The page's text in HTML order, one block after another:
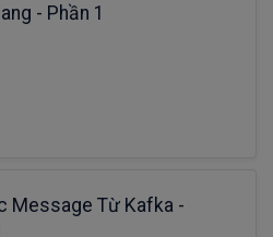
- Phần 1
Message Từ Kafka -